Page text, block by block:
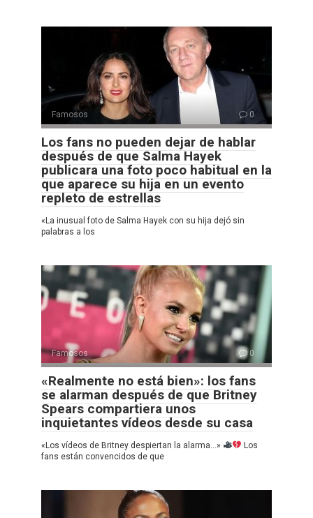
Famosos 0
Los fans no pueden dejar de hablar
después de que Salma Hayek
publicara una foto poco habitual en la
que aparece su hija en un evento
repleto de estrellas
«La inusual foto de Salma Hayek con su hija dejó sin
palabras a los
Famosos 0
«Realmente no está bien»: los fans
se alarman después de que Britney
Spears compartiera unos
inquietantes vídeos desde su casa
«Los vídeos de Britney despiertan la alarma…»
Los
fans están convencidos de que